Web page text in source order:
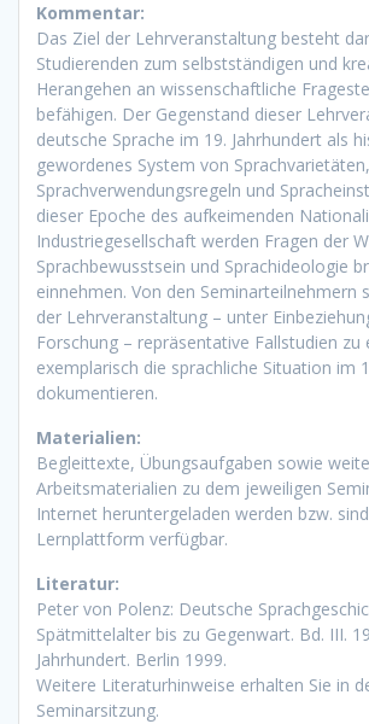
Kommentar:
Das Ziel der Lehrveranstaltung besteht
Studierenden zum selbstständigen und
Herangehen an wissenschaftliche
befähigen. Der Gegenstand dieser
deutsche Sprache im 19. Jahrhundert als
gewordenes System von
Sprachverwendungsregeln und
dieser Epoche des aufkeimenden
Industriegesellschaft werden Fragen der
Sprachbewusstsein und Sprachideologie
einnehmen. Von den Seminarteilnehmern
der Lehrveranstaltung – unter
Forschung – repräsentative Fallstudien zu
exemplarisch die sprachliche Situation im
dokumentieren.
Materialien:
Begleittexte, Übungsaufgaben sowie
Arbeitsmaterialien zu dem jeweiligen
Internet heruntergeladen werden bzw.
Lernplattform verfügbar.
Literatur:
Peter von Polenz: Deutsche
Spätmittelalter bis zu Gegenwart. Bd. III.
Jahrhundert. Berlin 1999.
Weitere Literaturhinweise erhalten Sie in
Seminarsitzung.